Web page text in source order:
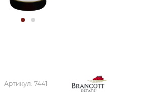
Артикул: 7441